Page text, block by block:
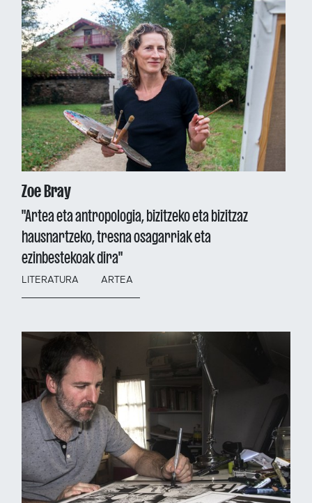
Zoe Bray
"Artea eta antropologia, bizitzeko eta bizitzaz
hausnartzeko, tresna osagarriak eta
ezinbestekoak dira"
LITERATURA ARTEA